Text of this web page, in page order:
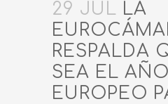
29 JUL LA
RESPALDA
SEA EL AÑO
EUROPEO